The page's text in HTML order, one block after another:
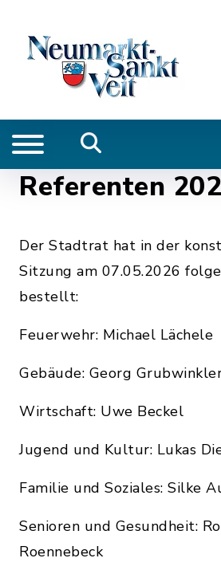
Referenten
Der Stadtrat hat in der
Sitzung am 07.05.2026
bestellt:
Feuerwehr: Michael Lächele
Gebäude: Georg
Wirtschaft: Uwe Beckel
Jugend und Kultur: Lukas
Familie und Soziales: Silke
Senioren und Gesundheit:
Roennebeck